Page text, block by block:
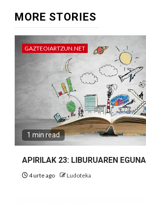
MORE STORIES
GAZTEOIARTZUN.NET
1 min read
APIRILAK 23: LIBURUAREN EGUNA
4 urte ago Ludoteka